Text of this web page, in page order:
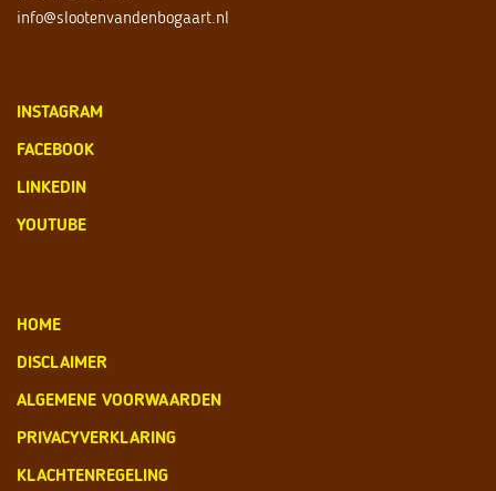
info@slootenvandenbogaart.nl
INSTAGRAM
FACEBOOK
LINKEDIN
YOUTUBE
HOME
DISCLAIMER
ALGEMENE VOORWAARDEN
PRIVACYVERKLARING
KLACHTENREGELING